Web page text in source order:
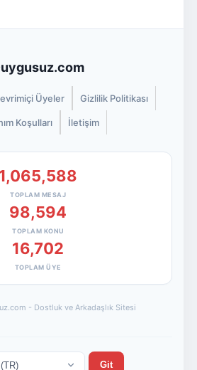
Üyeler Gizlilik Politikası
Koşulları İletişim
1,065,588
TOPLAM MESAJ
98,594
TOPLAM KONU
16,702
TOPLAM ÜYE
- Dostluk ve Arkadaşlık Sitesi